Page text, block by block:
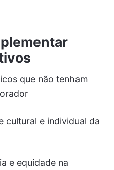
que não tenham
cultural e individual da
e equidade na